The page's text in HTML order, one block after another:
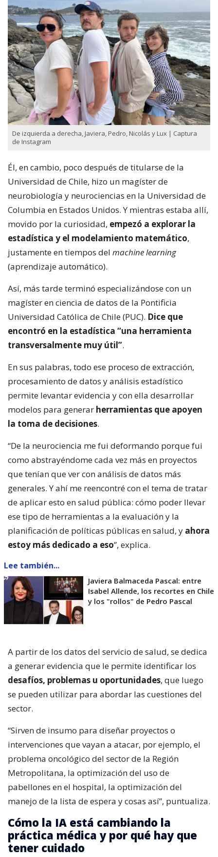
De izquierda a derecha, Javiera, Pedro, Nicolás y Lux | Captura
de Instagram
Él, en cambio, poco después de titularse de la
Universidad de Chile, hizo un magíster de
neurobiología y neurociencias en la Universidad de
Columbia en Estados Unidos. Y mientras estaba allí,
movido por la curiosidad, empezó a explorar la
estadística y el modelamiento matemático,
justamente en tiempos del machine learning
(aprendizaje automático).
Así, más tarde terminó especializándose con un
magíster en ciencia de datos de la Pontificia
Universidad Católica de Chile (PUC). Dice que
encontró en la estadística “una herramienta
transversalmente muy útil”.
En sus palabras, todo ese proceso de extracción,
procesamiento de datos y análisis estadístico
permite levantar evidencia y con ella desarrollar
modelos para generar herramientas que apoyen
la toma de decisiones.
“De la neurociencia me fui deformando porque fui
como abstrayéndome cada vez más en proyectos
que tenían que ver con análisis de datos más
generales. Y ahí me reencontré con el tema de tratar
de aplicar esto en salud pública: cómo poder llevar
ese tipo de herramientas a la evaluación y la
planificación de políticas públicas en salud, y ahora
estoy más dedicado a eso”, explica.
Lee también...
Javiera Balmaceda Pascal: entre
Isabel Allende, los recortes en Chile
y los "rollos" de Pedro Pascal
A partir de los datos del servicio de salud, se dedica
a generar evidencia que le permite identificar los
desafíos, problemas u oportunidades, que luego
se pueden utilizar para abordar las cuestiones del
sector.
“Sirven de insumo para diseñar proyectos o
intervenciones que vayan a atacar, por ejemplo, el
problema oncológico del sector de la Región
Metropolitana, la optimización del uso de
pabellones en el hospital, la optimización del
manejo de la lista de espera y cosas así”, puntualiza.
Cómo la IA está cambiando la
práctica médica y por qué hay que
tener cuidado